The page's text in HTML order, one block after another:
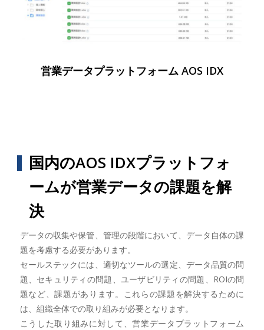
営業データプラットフォーム AOS IDX
国内のAOS IDXプラットフォ
ームが営業データの課題を解
決
データの収集や保管、管理の段階において、データ自体の課
題を考慮する必要があります。
セールステックには、適切なツールの選定、データ品質の問
題、セキュリティの問題、ユーザビリティの問題、ROIの問
題など、課題があります。これらの課題を解決するために
は、組織全体での取り組みが必要となります。
こうした取り組みに対して、営業データプラットフォーム